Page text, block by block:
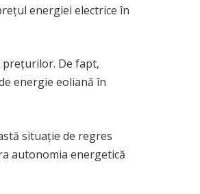
energiei electrice în
prețurilor. De fapt,
energie eoliană în
situație de regres
autonomia energetică